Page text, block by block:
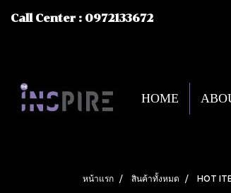
Call Center : 0972133672
HOME
หน้าแรก สินค้าทั้งหมด HOT